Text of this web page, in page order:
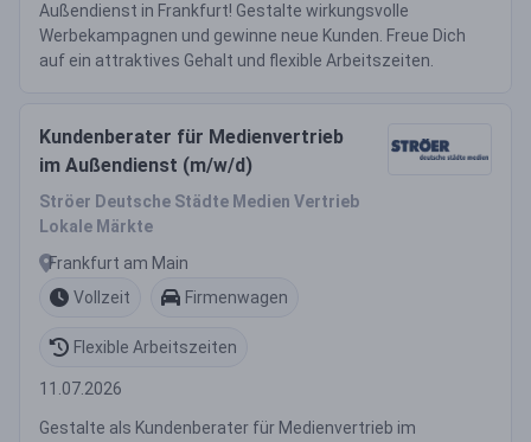
Außendienst in Frankfurt! Gestalte wirkungsvolle
Werbekampagnen und gewinne neue Kunden. Freue Dich
auf ein attraktives Gehalt und flexible Arbeitszeiten.
Kundenberater für Medienvertrieb
im Außendienst (m/w/d)
Ströer Deutsche Städte Medien Vertrieb
Lokale Märkte
Frankfurt am Main
Vollzeit
Firmenwagen
Flexible Arbeitszeiten
11.07.2026
Gestalte als Kundenberater für Medienvertrieb im